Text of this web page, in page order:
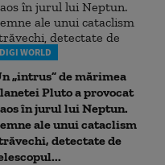
DIGI WORLD
„intrus” de mărimea
Pluto a provocat
în jurul lui Neptun.
ale unui cataclism
detectate de